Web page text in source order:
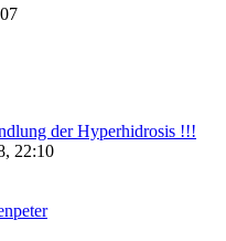
der Hyperhidrosis !!!
22:10